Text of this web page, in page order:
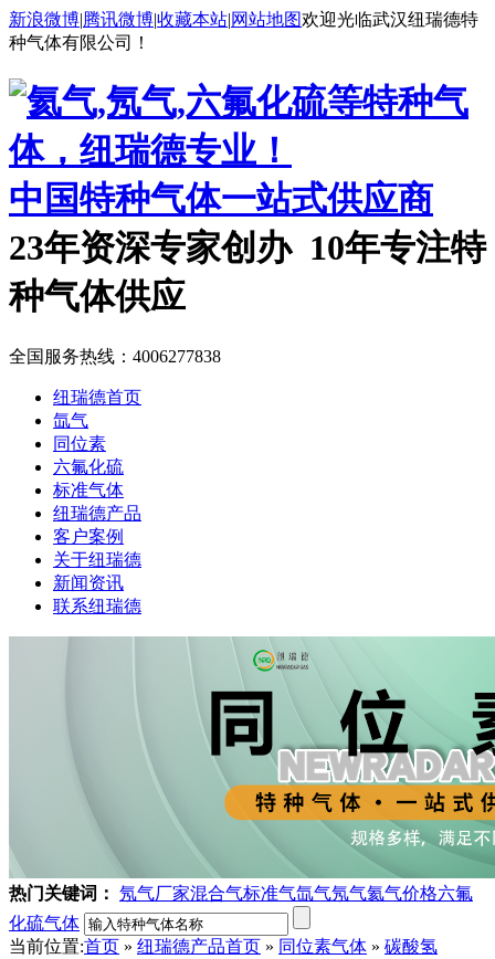
新浪微博|腾讯微博|收藏本站|网站地图欢迎光临武汉纽瑞德特
种气体有限公司！
中国特种气体一站式供应商
23年资深专家创办 10年专注特
种气体供应
全国服务热线： 4006277838
纽瑞德首页
氙气
同位素
六氟化硫
标准气体
纽瑞德产品
客户案例
关于纽瑞德
新闻资讯
联系纽瑞德
热门关键词： 氖气厂家混合气标准气氙气氖气氦气价格六氟
化硫气体
当前位置:首页 » 纽瑞德产品首页 » 同位素气体 » 碳酸氢